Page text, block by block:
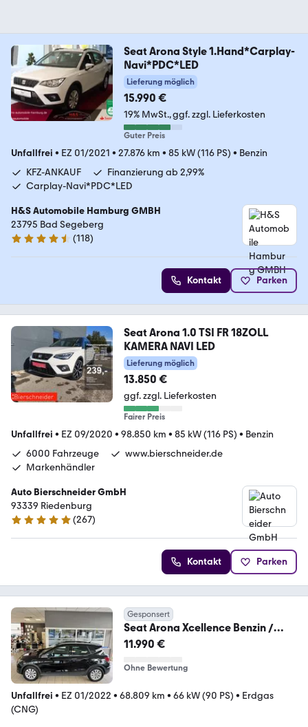
Seat Arona Style 1.Hand*Carplay-
Navi*PDC*LED
Lieferung möglich
15.990 €
19% MwSt. ggf. zzgl. Lieferkosten
Guter Preis
Unfallfrei • EZ 01/2021 • 27.876 km • 85 kW (116 PS) • Benzin
KFZ-ANKAUF
Finanzierung ab 2,99%
Carplay-Navi*PDC*LED
H&S Automobile Hamburg GMBH
23795 Bad Segeberg
4.6 Sterne
(118)
Kontakt Parken
Seat Arona 1.0 TSI FR 18ZOLL
KAMERA NAVI LED
Lieferung möglich
13.850 €
ggf. zzgl. Lieferkosten
Fairer Preis
Unfallfrei • EZ 09/2020 • 98.850 km • 85 kW (116 PS) • Benzin
6000 Fahrzeuge
www.bierschneider.de
Markenhändler
Auto Bierschneider GmbH
93339 Riedenburg
5 Sterne
(267)
Kontakt Parken
Gesponsert
Seat Arona Xcellence Benzin /
11.990 €
Ohne Bewertung
Unfallfrei • EZ 01/2022 • 68.809 km • 66 kW (90 PS) • Erdgas
(CNG)